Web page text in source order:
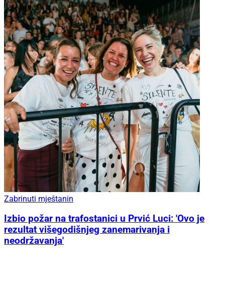
Zabrinuti mještanin
Izbio požar na trafostanici u Prvić Luci: 'Ovo je
rezultat višegodišnjeg zanemarivanja i
neodržavanja'